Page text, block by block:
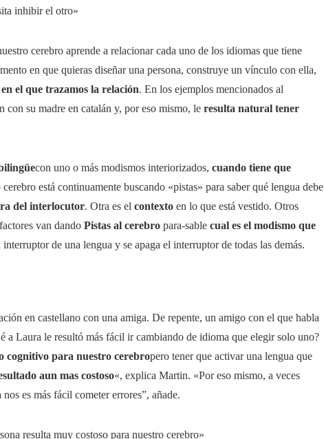
inhibir el otro»
cerebro aprende a relacionar cada uno de los idiomas que tiene
en que quieras diseñar una persona, construye un vínculo con ella,
el que trazamos la relación. En los ejemplos mencionados al
su madre en catalán y, por eso mismo, le resulta natural tener
con uno o más modismos interiorizados, cuando tiene que
está continuamente buscando «pistas» para saber qué lengua debe
del interlocutor. Otra es el contexto en lo que está vestido. Otros
van dando Pistas al cerebro para-sable cual es el modismo que
de una lengua y se apaga el interruptor de todas las demás.
en castellano con una amiga. De repente, un amigo con el que habla
a Laura le resultó más fácil ir cambiando de idioma que elegir solo uno?
cognitivo para nuestro cerebropero tener que activar una lengua que
aun mas costoso«, explica Martin. «Por eso mismo, a veces
nos es más fácil cometer errores”, añade.
resulta muy costoso para nuestro cerebro»